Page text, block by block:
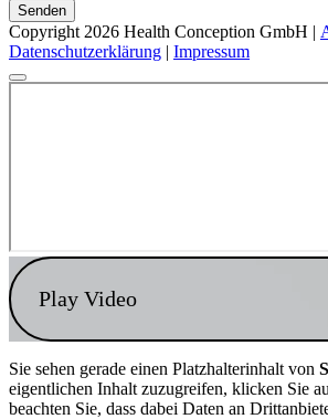
Senden
Copyright 2026 Health Conception GmbH |
Datenschutzerklärung | Impressum
Play Video
Sie sehen gerade einen Platzhalterinhalt von
eigentlichen Inhalt zuzugreifen, klicken Sie
beachten Sie, dass dabei Daten an